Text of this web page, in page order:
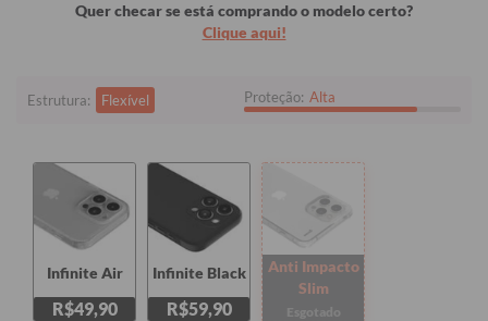
Quer checar se está comprando o modelo certo?
Clique aqui!
Estrutura: Flexível Proteção: Alta
Infinite Air
R$49,90
Infinite Black
R$59,90
Anti Impacto
Slim